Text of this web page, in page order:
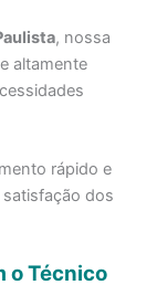
, nossa
altamente
rápido e
dos
o Técnico